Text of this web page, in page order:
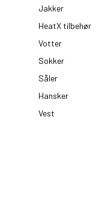
Jakker
HeatX tilbehør
Votter
Sokker
Såler
Hansker
Vest